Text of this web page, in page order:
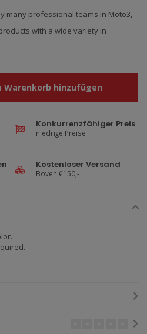
many professional teams in Moto3,
with a wide variety in
Warenkorb hinzufügen
Konkurrenzfähiger Preis
niedrige Preise
Kostenloser Versand
Boven €150,-